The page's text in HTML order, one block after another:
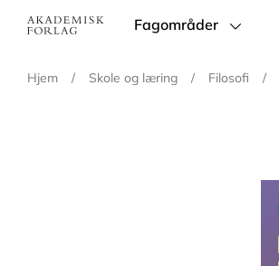
Main
Fagområder
Hjem / Skole og læring / Filosofi /